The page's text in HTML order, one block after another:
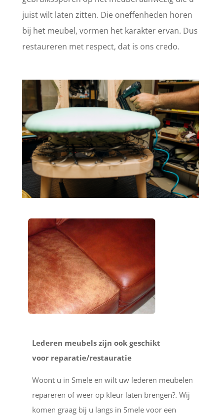
juist wilt laten zitten. Die oneffenheden horen
bij het meubel, vormen het karakter ervan. Dus
restaureren met respect, dat is ons credo.
Lederen meubels zijn ook geschikt
voor reparatie/restauratie
Woont u in Smele en wilt uw lederen meubelen
repareren of weer op kleur laten brengen?. Wij
komen graag bij u langs in Smele voor een